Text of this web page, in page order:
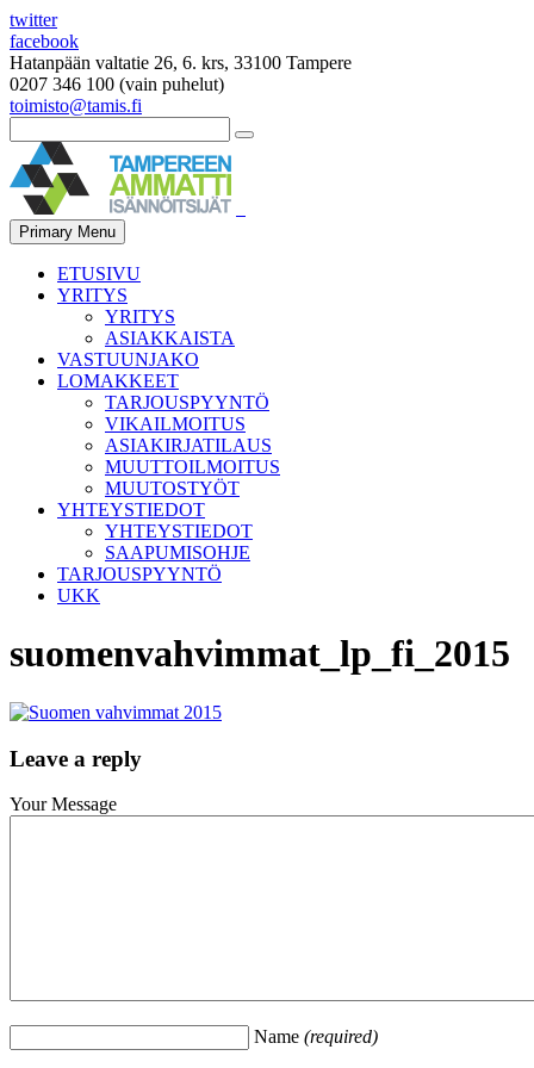
twitter
facebook
Hatanpään valtatie 26, 6. krs, 33100 Tampere
0207 346 100 (vain puhelut)
toimisto@tamis.fi
Primary Menu
ETUSIVU
YRITYS
YRITYS
ASIAKKAISTA
VASTUUNJAKO
LOMAKKEET
TARJOUSPYYNTÖ
VIKAILMOITUS
ASIAKIRJATILAUS
MUUTTOILMOITUS
MUUTOSTYÖT
YHTEYSTIEDOT
YHTEYSTIEDOT
SAAPUMISOHJE
TARJOUSPYYNTÖ
UKK
suomenvahvimmat_lp_fi_2015
Leave a reply
Your Message
Name (required)